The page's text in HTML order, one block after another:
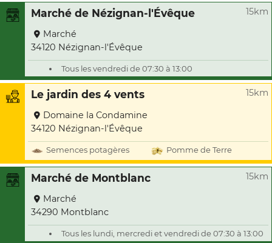
Marché de Nézignan-l'Évêque 15km
Marché
34120 Nézignan-l'Évêque
Tous les vendredi de 07:30 à 13:00
Le jardin des 4 vents 15km
Domaine la Condamine
34120 Nézignan-l'Évêque
Semences potagères Pomme de Terre
Marché de Montblanc 15km
Marché
34290 Montblanc
Tous les lundi, mercredi et vendredi de 07:30 à 13:00